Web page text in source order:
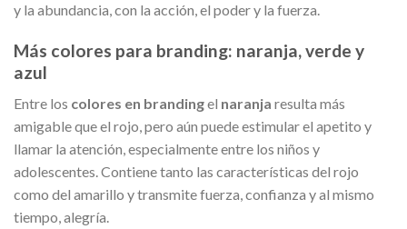
y la abundancia, con la acción, el poder y la fuerza.
Más colores para branding: naranja, verde y
azul
Entre los colores en brandingel naranja resulta más
amigable que el rojo, pero aún puede estimular el apetito y
llamar la atención, especialmente entre los niños y
adolescentes. Contiene tanto las características del rojo
como del amarillo y transmite fuerza, confianza y al mismo
tiempo, alegría.